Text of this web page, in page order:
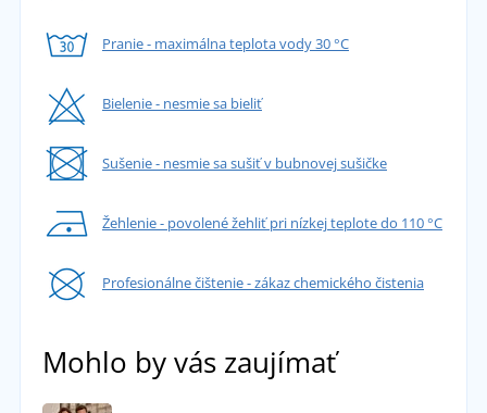
Pranie - maximálna teplota vody 30 °C
Bielenie - nesmie sa bieliť
Sušenie - nesmie sa sušiť v bubnovej sušičke
Žehlenie - povolené žehliť pri nízkej teplote do 110 °C
Profesionálne čištenie - zákaz chemického čistenia
Mohlo by vás zaujímať